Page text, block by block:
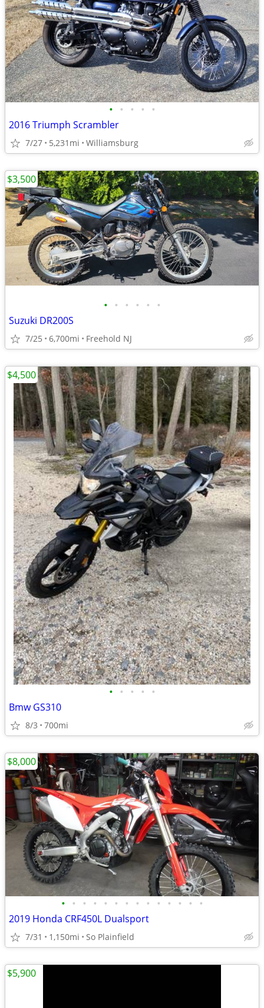
• • • • •
2016 Triumph Scrambler
7/27 5,231mi Williamsburg
• • • • • •
Suzuki DR200S
7/25 6,700mi Freehold NJ
$3,500
• • • • •
Bmw GS310
8/3 700mi
$4,500
• • • • • • • • • • • • • •
2019 Honda CRF450L Dualsport
7/31 1,150mi So Plainfield
$8,000
$5,900